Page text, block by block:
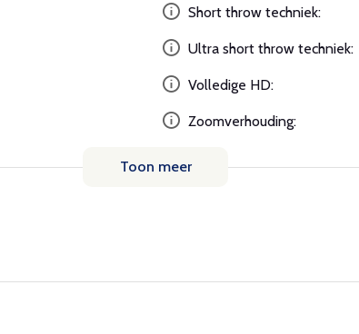
Short throw techniek:
Ultra short throw techniek:
Volledige HD:
Zoomverhouding:
Toon meer